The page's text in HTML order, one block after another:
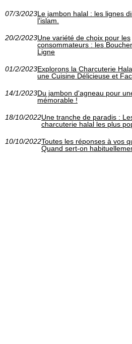
07/3/2023Le jambon halal : les lignes
l'islam.
20/2/2023Une variété de choix pour les
consommateurs : les
Ligne
01/2/2023Explorons la Charcuterie
une Cuisine Délicieuse et
14/1/2023Du jambon d'agneau pour
mémorable !
18/10/2022Une tranche de paradis :
charcuterie halal les plus
10/10/2022Toutes les réponses à vos
Quand sert-on